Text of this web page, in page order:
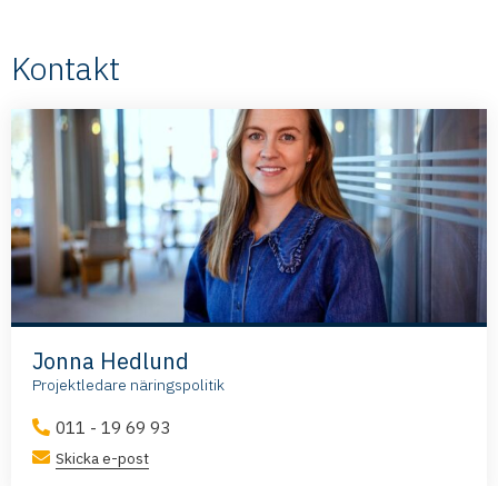
Kontakt
Jonna Hedlund
Projektledare näringspolitik
011 - 19 69 93
Skicka e-post